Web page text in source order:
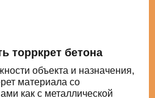
торркрет бетона
объекта и назначения,
материала со
как с металлической